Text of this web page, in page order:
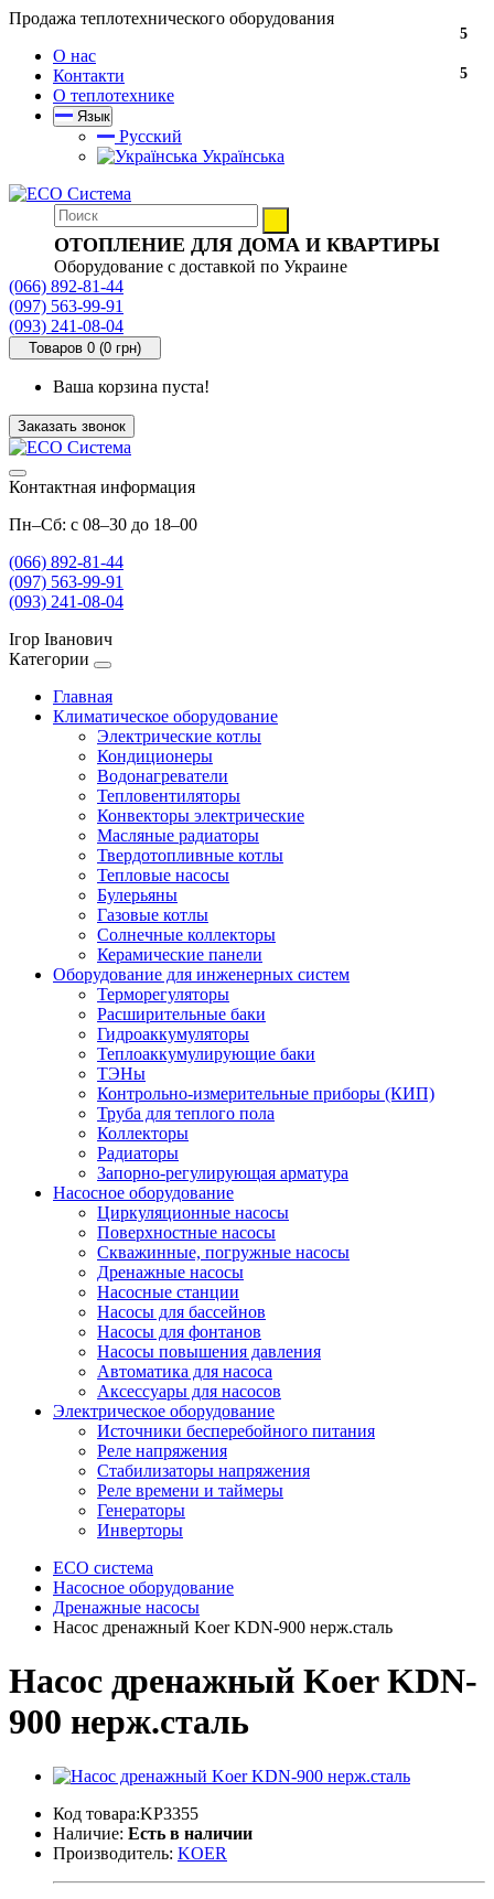
Продажа теплотехнического оборудования
О нас
Контакти
О теплотехнике
Язык
Русский
Українська
ОТОПЛЕНИЕ ДЛЯ ДОМА И КВАРТИРЫ
Оборудование с доставкой по Украине
(066) 892-81-44
(097) 563-99-91
(093) 241-08-04
Товаров 0 (0 грн)
Ваша корзина пуста!
Заказать звонок
Контактная информация
Пн–Сб: с 08–30 до 18–00
(066) 892-81-44
(097) 563-99-91
(093) 241-08-04
Ігор Іванович
Категории
Главная
Климатическое оборудование
Электрические котлы
Кондиционеры
Водонагреватели
Тепловентиляторы
Конвекторы электрические
Масляные радиаторы
Твердотопливные котлы
Тепловые насосы
Булерьяны
Газовые котлы
Солнечные коллекторы
Керамические панели
Оборудование для инженерных систем
Терморегуляторы
Расширительные баки
Гидроаккумуляторы
Теплоаккумулирующие баки
ТЭНы
Контрольно-измерительные приборы (КИП)
Труба для теплого пола
Коллекторы
Радиаторы
Запорно-регулирующая арматура
Насосное оборудование
Циркуляционные насосы
Поверхностные насосы
Скважинные, погружные насосы
Дренажные насосы
Насосные станции
Насосы для бассейнов
Насосы для фонтанов
Насосы повышения давления
Автоматика для насоса
Аксессуары для насосов
Электрическое оборудование
Источники бесперебойного питания
Реле напряжения
Стабилизаторы напряжения
Реле времени и таймеры
Генераторы
Инверторы
ECO система
Насосное оборудование
Дренажные насосы
Насос дренажный Koer KDN-900 нерж.сталь
Насос дренажный Koer KDN-
900 нерж.сталь
5
5
Код товара:KP3355
Наличие: Есть в наличии
Производитель: KOER